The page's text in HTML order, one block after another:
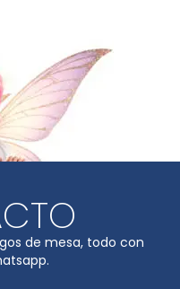
de mesa, todo con